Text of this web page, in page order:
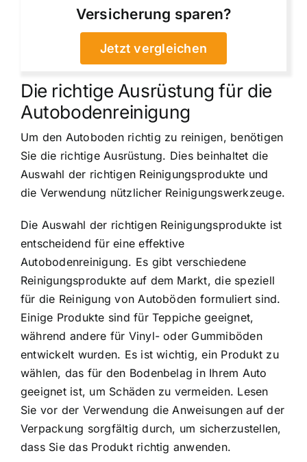
Versicherung sparen?
Jetzt vergleichen
Die richtige Ausrüstung für die
Autobodenreinigung
Um den Autoboden richtig zu reinigen, benötigen
Sie die richtige Ausrüstung. Dies beinhaltet die
Auswahl der richtigen Reinigungsprodukte und
die Verwendung nützlicher Reinigungswerkzeuge.
Die Auswahl der richtigen Reinigungsprodukte ist
entscheidend für eine effektive
Autobodenreinigung. Es gibt verschiedene
Reinigungsprodukte auf dem Markt, die speziell
für die Reinigung von Autoböden formuliert sind.
Einige Produkte sind für Teppiche geeignet,
während andere für Vinyl- oder Gummiböden
entwickelt wurden. Es ist wichtig, ein Produkt zu
wählen, das für den Bodenbelag in Ihrem Auto
geeignet ist, um Schäden zu vermeiden. Lesen
Sie vor der Verwendung die Anweisungen auf der
Verpackung sorgfältig durch, um sicherzustellen,
dass Sie das Produkt richtig anwenden.